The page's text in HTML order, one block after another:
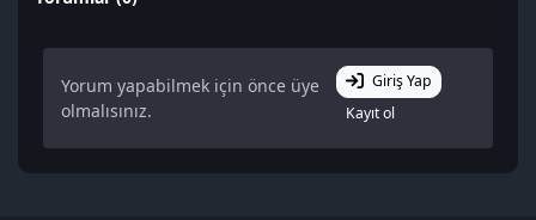
Yorum yapabilmek için önce üye
olmalısınız.
Giriş Yap
Kayıt ol